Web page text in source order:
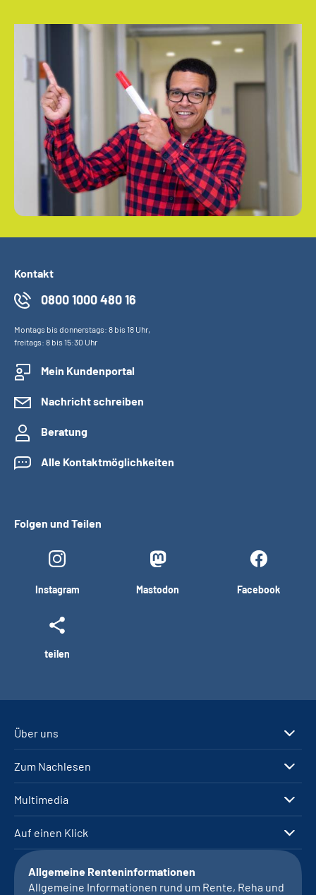
Kontakt
0800 1000 480 16
Montags bis donnerstags: 8 bis 18 Uhr,
freitags: 8 bis 15:30 Uhr
Mein Kundenportal
Nachricht schreiben
Beratung
Alle Kontaktmöglichkeiten
Folgen und Teilen
Instagram Mastodon Facebook
teilen
Über uns
Zum Nachlesen
Multimedia
Auf einen Klick
Allgemeine Renteninformationen
Allgemeine Informationen rund um Rente, Reha und